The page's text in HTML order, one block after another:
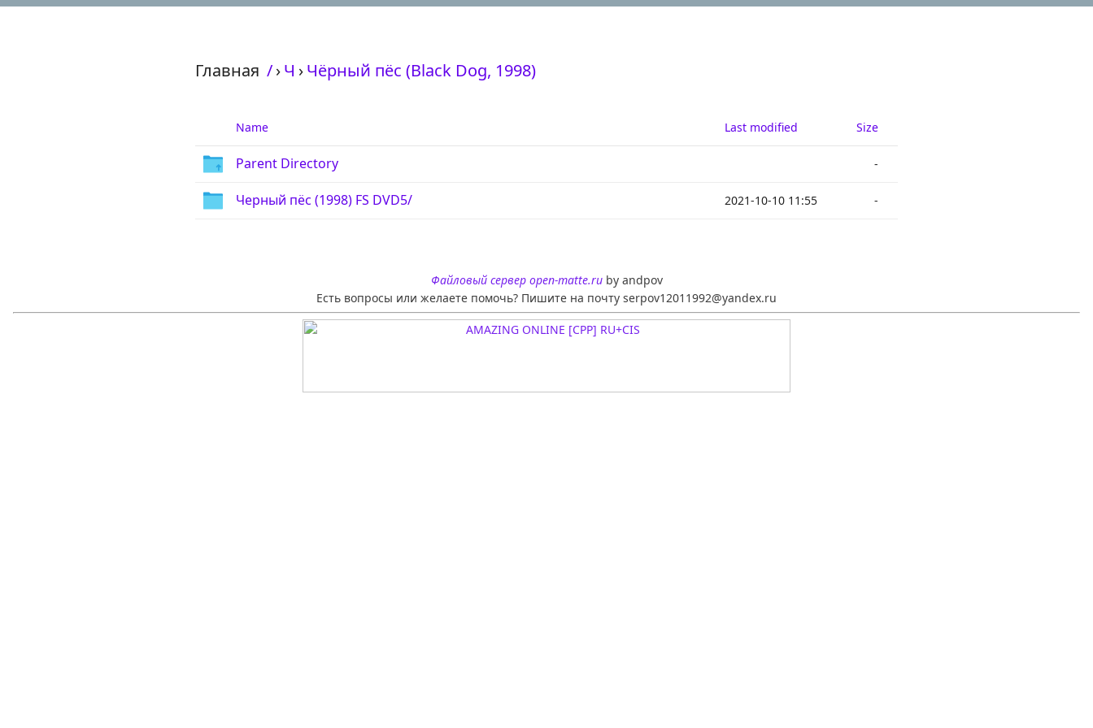
Главная /›Ч ›Чёрный пёс (Black Dog, 1998)
Name Last modified Size
Parent Directory -
Черный пёс (1998) FS DVD5/ 2021-10-10 11:55 -
Файловый сервер open-matte.ruby andpov
Есть вопросы или желаете помочь? Пишите на почту serpov12011992@yandex.ru